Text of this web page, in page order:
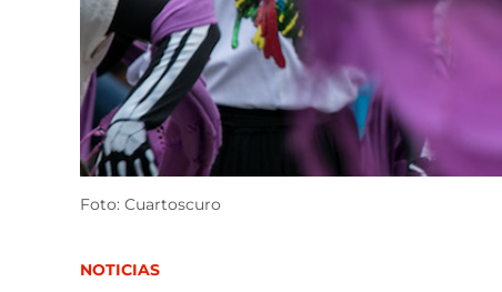
Foto: Cuartoscuro
POSTED
NOTICIAS